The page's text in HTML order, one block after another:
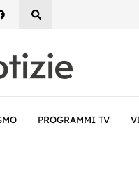
PROGRAMMI TV